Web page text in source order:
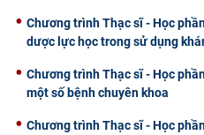
Chương trình Thạc sĩ - Học
dược lực học trong sử dụng
Chương trình Thạc sĩ - Học
một số bệnh chuyên khoa
Chương trình Thạc sĩ - Học